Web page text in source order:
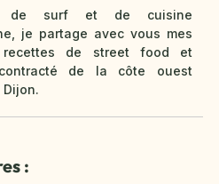
de surf et de cuisine
je partage avec vous mes
recettes de street food et
de la côte ouest
: